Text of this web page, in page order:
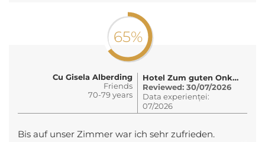
65%
Cu Gisela Alberding
Friends
70-79 years
Hotel Zum guten Onkel
Reviewed: 30/07/2026
Data experienței:
07/2026
Bis auf unser Zimmer war ich sehr zufrieden.